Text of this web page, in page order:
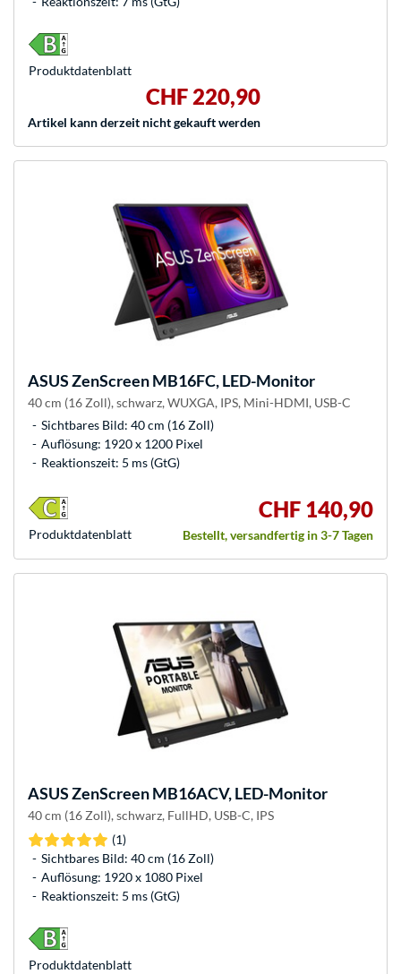
CHF 220,90
Artikel kann derzeit nicht gekauft werden
Produkt­datenblatt
ASUSZenScreen MB16FC, LED-Monitor
40 cm (16 Zoll), schwarz, WUXGA, IPS, Mini-HDMI, USB-C
Sichtbares Bild: 40 cm (16 Zoll)
Auflösung: 1920 x 1200 Pixel
Reaktionszeit: 5 ms (GtG)
CHF 140,90
Bestellt, versandfertig in 3-7 Tagen
Produkt­datenblatt
ASUSZenScreen MB16ACV, LED-Monitor
40 cm (16 Zoll), schwarz, FullHD, USB-C, IPS
(1)
Sichtbares Bild: 40 cm (16 Zoll)
Auflösung: 1920 x 1080 Pixel
Reaktionszeit: 5 ms (GtG)
Produkt­datenblatt